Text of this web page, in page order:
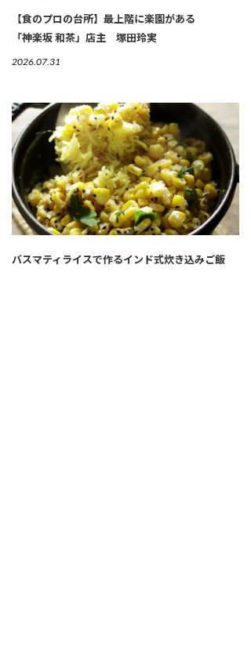
【食のプロの台所】最上階に楽園がある
「神楽坂 和茶」店主 塚田玲実
2026.07.31
バスマティライスで作るインド式炊き込みご飯